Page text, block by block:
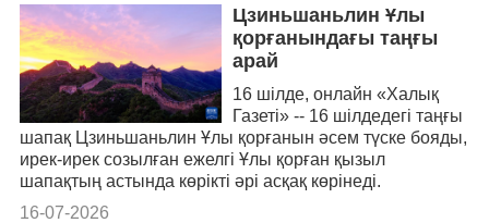
Цзиньшаньлин Ұлы
қорғанындағы таңғы
арай
16 шілде, онлайн «Халық
Газеті» -- 16 шілдедегі таңғы
шапақ Цзиньшаньлин Ұлы қорғанын әсем түске бояды,
ирек-ирек созылған ежелгі Ұлы қорған қызыл
шапақтың астында көрікті әрі асқақ көрінеді.
16-07-2026